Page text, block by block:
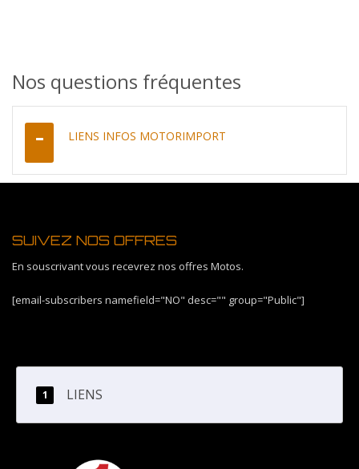
Nos questions fréquentes
LIENS INFOS MOTORIMPORT
SUIVEZ NOS OFFRES
En souscrivant vous recevrez nos offres Motos.
[email-subscribers namefield="NO" desc="" group="Public"]
LIENS